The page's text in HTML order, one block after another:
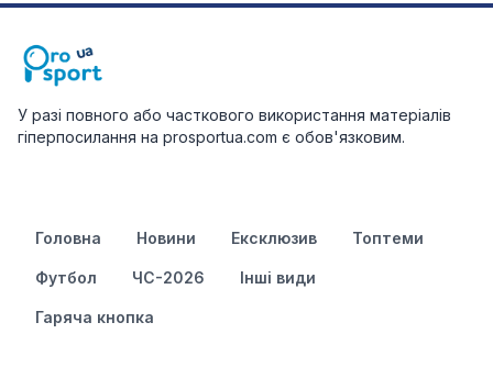
У разі повного або часткового використання матеріалів
гіперпосилання на prosportua.com є обов'язковим.
Головна Новини Ексклюзив Топтеми
Футбол ЧС-2026 Інші види
Гаряча кнопка